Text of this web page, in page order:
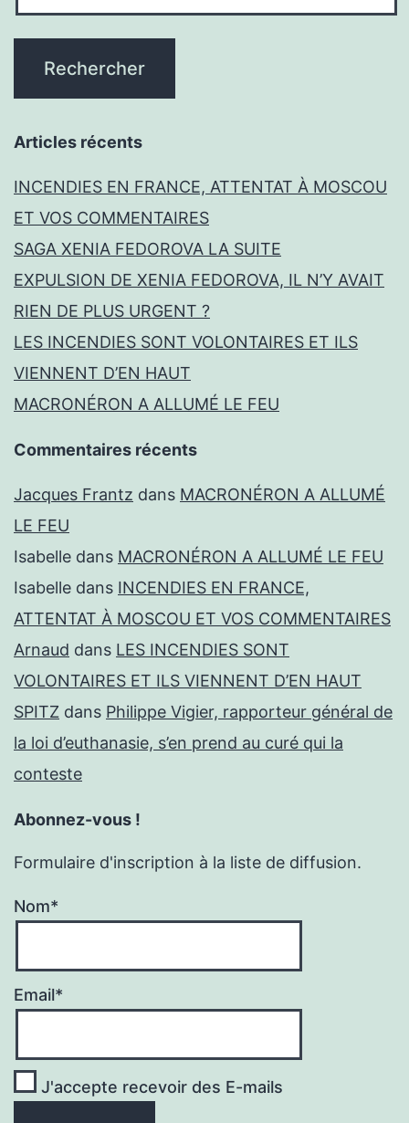
Articles récents
INCENDIES EN FRANCE, ATTENTAT À MOSCOU
ET VOS COMMENTAIRES
SAGA XENIA FEDOROVA LA SUITE
EXPULSION DE XENIA FEDOROVA, IL N’Y AVAIT
RIEN DE PLUS URGENT ?
LES INCENDIES SONT VOLONTAIRES ET ILS
VIENNENT D’EN HAUT
MACRONÉRON A ALLUMÉ LE FEU
Commentaires récents
Jacques Frantz dans MACRONÉRON A ALLUMÉ
LE FEU
Isabelle dans MACRONÉRON A ALLUMÉ LE FEU
Isabelle dans INCENDIES EN FRANCE,
ATTENTAT À MOSCOU ET VOS COMMENTAIRES
Arnaud dans LES INCENDIES SONT
VOLONTAIRES ET ILS VIENNENT D’EN HAUT
SPITZ dans Philippe Vigier, rapporteur général de
la loi d’euthanasie, s’en prend au curé qui la
conteste
Abonnez-vous !
Formulaire d'inscription à la liste de diffusion.
Nom*
Email*
J'accepte recevoir des E-mails